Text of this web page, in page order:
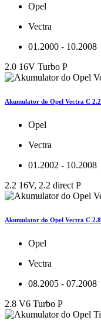
Opel
Vectra
01.2000 - 10.2008
2.0 16V Turbo P
Akumulator do Opel Vectra C
Opel
Vectra
01.2002 - 10.2008
2.2 16V, 2.2 direct P
Akumulator do Opel Vectra C
Opel
Vectra
08.2005 - 07.2008
2.8 V6 Turbo P